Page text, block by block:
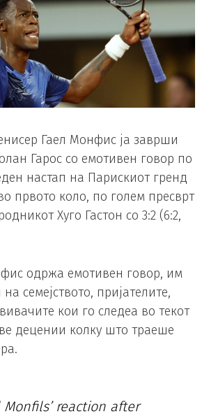
Гаел Монфис ја заврши
Гарос со емотивен говор по
настап на Парискиот гренд
првото коло, по голем пресврт
Хуго Гастон со 3:2 (6:2,
одржа емотивен говор, им
семејството, пријателите,
кои го следеа во текот
децении колку што траеше
Monfils’ reaction after